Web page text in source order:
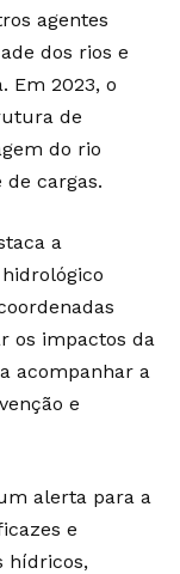
agentes
dos rios e
Em 2023, o
de
do rio
cargas.
a
os impactos da
acompanhar a
e
alerta para a
e
hídricos,